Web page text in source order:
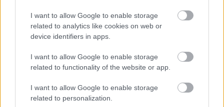
I want to allow Google to enable storage
related to analytics like cookies on web or
device identifiers in apps.
I want to allow Google to enable storage
related to functionality of the website or app.
I want to allow Google to enable storage
related to personalization.
hozzátette, hogy korábban a MOL és orosz
partnerei közötti megállapodás keretében
olcsóbb kőolaj juthatott a térségbe a Barátság